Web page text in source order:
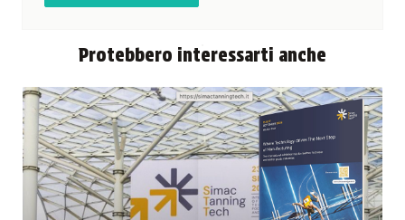
Protebbero interessarti anche